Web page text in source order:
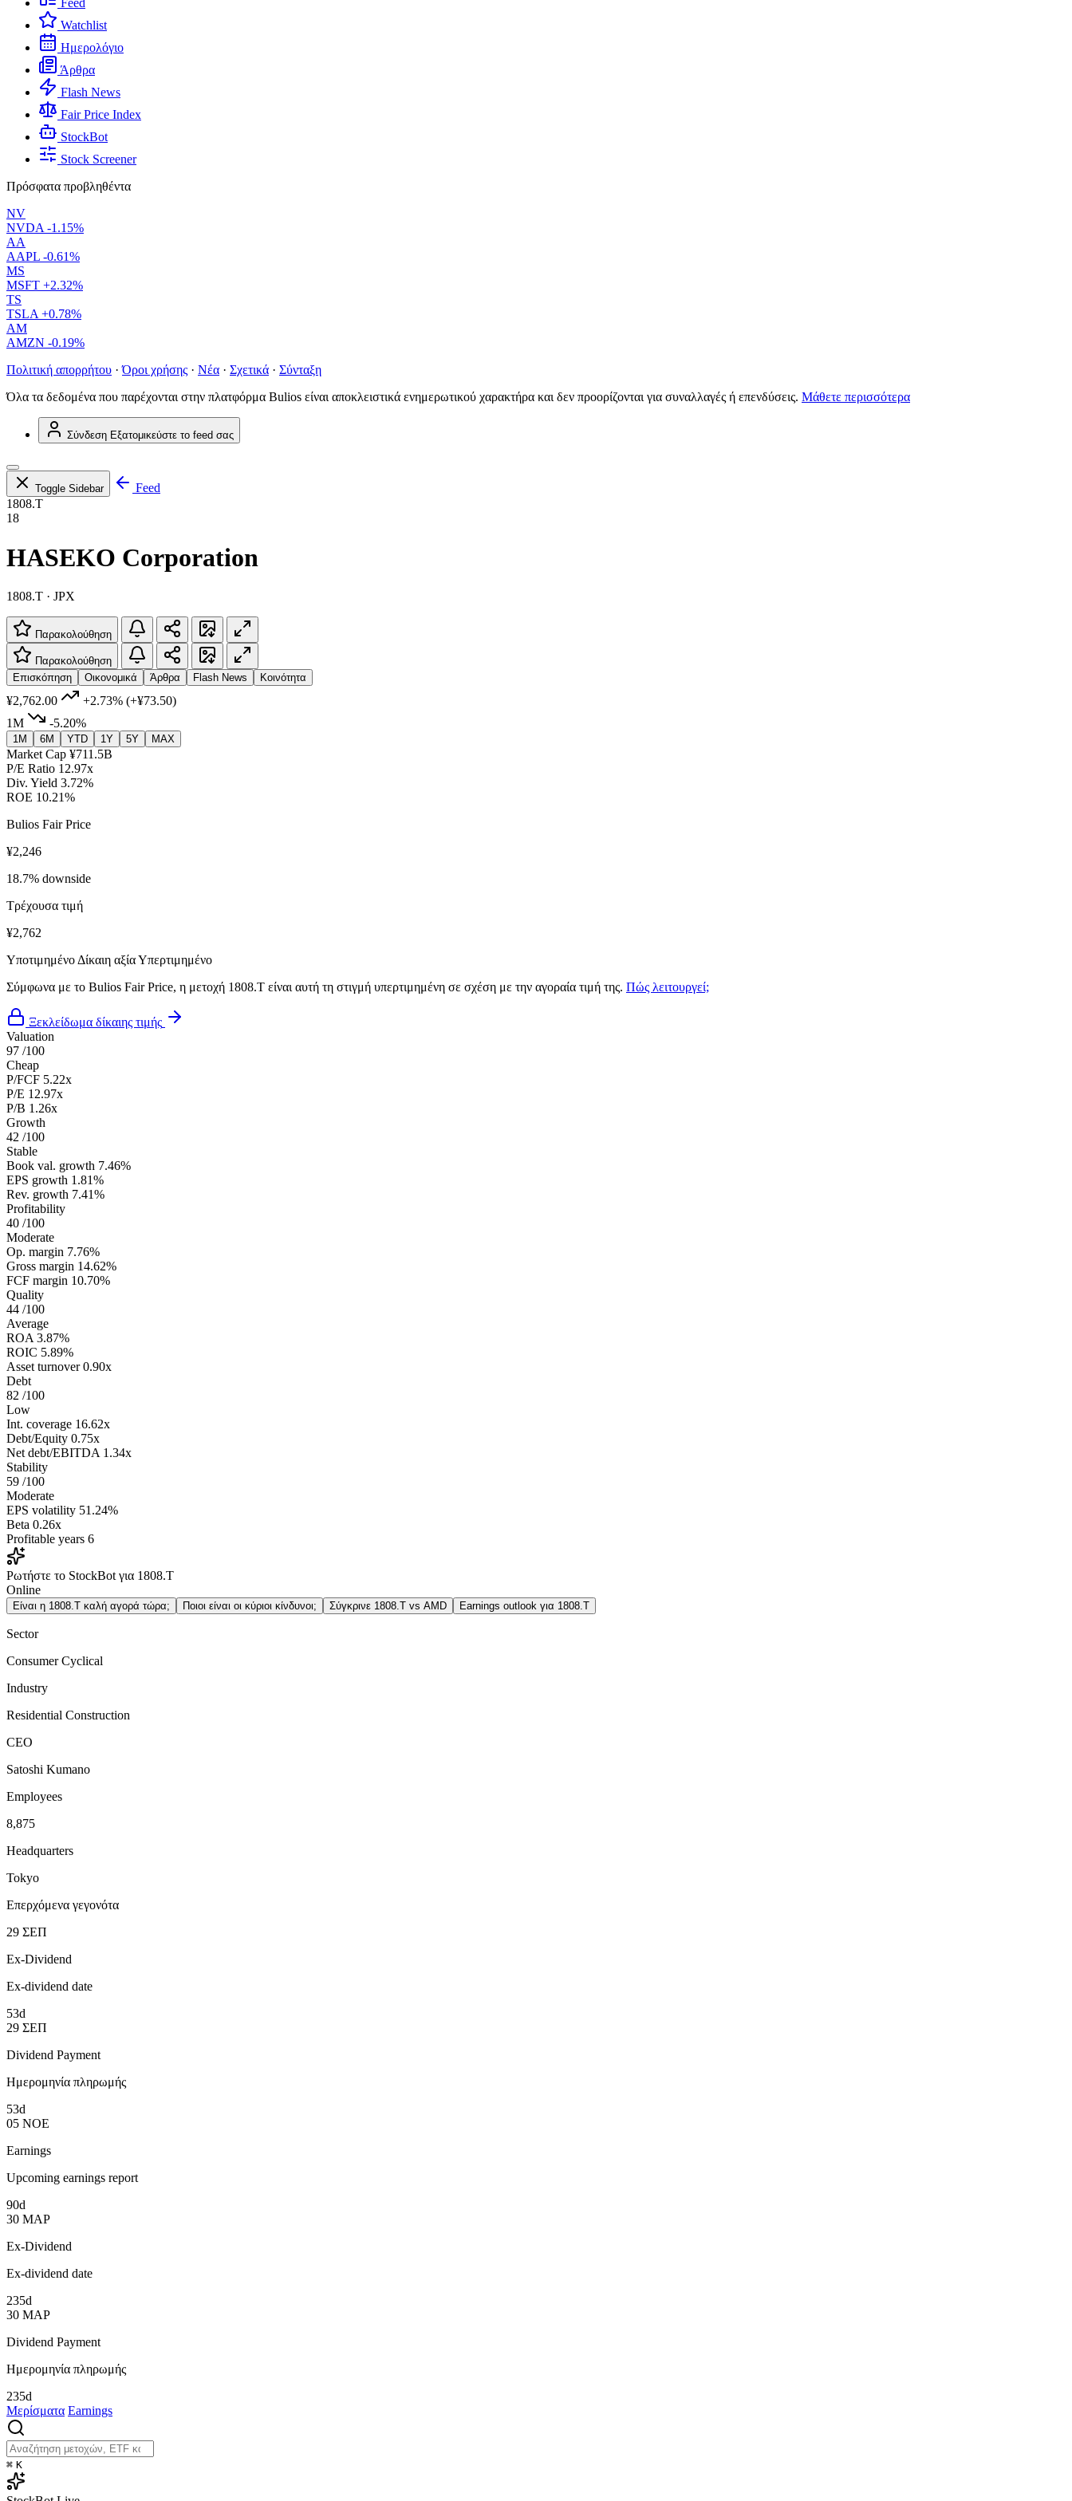
Feed
Watchlist
Ημερολόγιο
Άρθρα
Flash News
Fair Price Index
StockBot
Stock Screener
Πρόσφατα προβληθέντα
NV
NVDA -1.15%
AA
AAPL -0.61%
MS
MSFT +2.32%
TS
TSLA +0.78%
AM
AMZN -0.19%
Πολιτική απορρήτου · Όροι χρήσης · Νέα · Σχετικά · Σύνταξη
Όλα τα δεδομένα που παρέχονται στην πλατφόρμα Bulios είναι αποκλειστικά ενημερωτικού χαρακτήρα και δεν προορίζονται για συναλλαγές ή επενδύσεις. Μάθετε περισσότερα
Σύνδεση Εξατομικεύστε το feed σας
Toggle Sidebar
Feed
1808.T
18
HASEKO Corporation
1808.T · JPX
Παρακολούθηση
Παρακολούθηση
Επισκόπηση
Οικονομικά Άρθρα Flash News Κοινότητα
¥2,762.00 +2.73% (+¥73.50)
1M
-5.20%
1M 6M YTD 1Y 5Y MAX
Market Cap ¥711.5B
P/E Ratio 12.97x
Div. Yield 3.72%
ROE 10.21%
Bulios Fair Price
¥2,246
18.7% downside
Τρέχουσα τιμή
¥2,762
Υποτιμημένο Δίκαιη αξίαΥπερτιμημένο
Σύμφωνα με το Bulios Fair Price, η μετοχή 1808.T είναι αυτή τη στιγμή υπερτιμημένη σε σχέση με την αγοραία τιμή της. Πώς λειτουργεί;
Ξεκλείδωμα δίκαιης τιμής
Valuation
97 /100
Cheap
P/FCF 5.22x
P/E 12.97x
P/B 1.26x
Growth
42 /100
Stable
Book val. growth 7.46%
EPS growth 1.81%
Rev. growth 7.41%
Profitability
40 /100
Moderate
Op. margin 7.76%
Gross margin 14.62%
FCF margin 10.70%
Quality
44 /100
Average
ROA 3.87%
ROIC 5.89%
Asset turnover 0.90x
Debt
82 /100
Low
Int. coverage 16.62x
Debt/Equity 0.75x
Net debt/EBITDA 1.34x
Stability
59 /100
Moderate
EPS volatility 51.24%
Beta 0.26x
Profitable years 6
Ρωτήστε το StockBot για 1808.T
Online
Είναι η 1808.T καλή αγορά τώρα; Ποιοι είναι οι κύριοι κίνδυνοι; Σύγκρινε 1808.T vs AMD Earnings outlook για 1808.T
Sector
Consumer Cyclical
Industry
Residential Construction
CEO
Satoshi Kumano
Employees
8,875
Headquarters
Tokyo
Επερχόμενα γεγονότα
29 ΣΕΠ
Ex-Dividend
Ex-dividend date
53d
29 ΣΕΠ
Dividend Payment
Ημερομηνία πληρωμής
53d
05 ΝΟΕ
Earnings
Upcoming earnings report
90d
30 ΜΑΡ
Ex-Dividend
Ex-dividend date
235d
30 ΜΑΡ
Dividend Payment
Ημερομηνία πληρωμής
235d
Μερίσματα Earnings
⌘ K